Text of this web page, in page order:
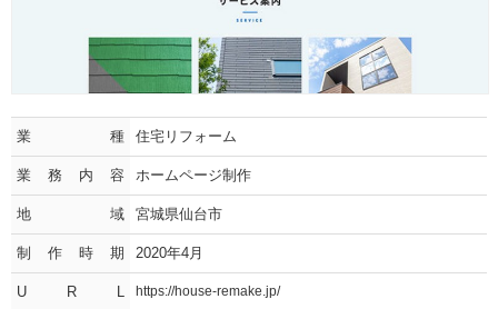
業種 住宅リフォーム
業務内容 ホームページ制作
地域 宮城県仙台市
制作時期 2020年4月
U R L https://house-remake.jp/